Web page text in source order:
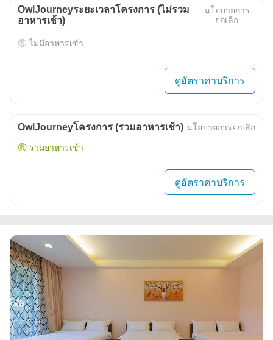
OwlJourneyระยะเวลาโครงการ (ไม่รวม
อาหารเช้า)
นโยบายการ
ยกเลิก
ไม่มีอาหารเช้า
ดูอัตราค่าบริการ
OwlJourneyโครงการ (รวมอาหารเช้า) นโยบายการยกเลิก
รวมอาหารเช้า
ดูอัตราค่าบริการ